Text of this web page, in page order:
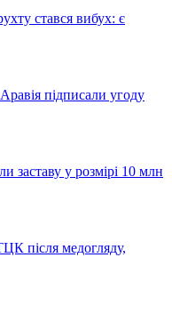
стався вибух: є
підписали угоду
заставу у розмірі 10 млн
після медогляду,